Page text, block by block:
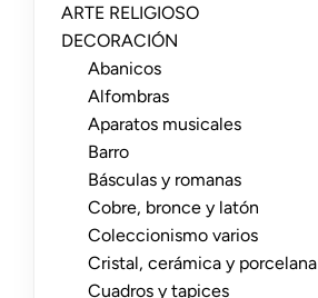
ARTE RELIGIOSO
DECORACIÓN
Abanicos
Alfombras
Aparatos musicales
Barro
Básculas y romanas
Cobre, bronce y latón
Coleccionismo varios
Cristal, cerámica y porcelana
Cuadros y tapices